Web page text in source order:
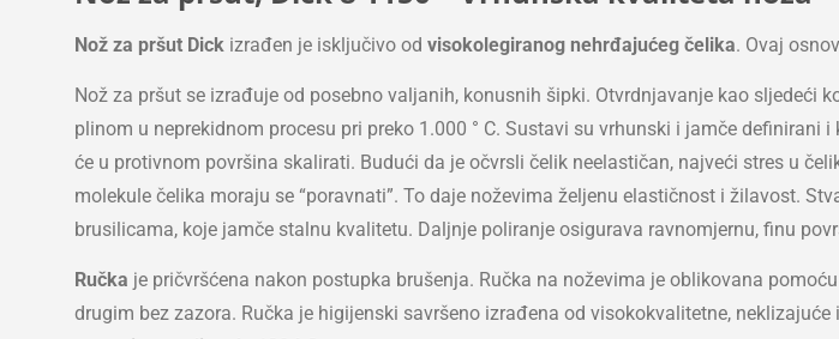
Nož za pršut Dick izrađen je isključivo od visokolegiranog nehrđajućeg čelika. Ovaj
Nož za pršut se izrađuje od posebno valjanih, konusnih šipki. Otvrdnjavanje kao
plinom u neprekidnom procesu pri preko 1.000 ° C. Sustavi su vrhunski i jamče
će u protivnom površina skalirati. Budući da je očvrsli čelik neelastičan, najveći stres u
molekule čelika moraju se “poravnati”. To daje noževima željenu elastičnost i žilavost.
brusilicama, koje jamče stalnu kvalitetu. Daljnje poliranje osigurava ravnomjernu, finu
Ručka je pričvršćena nakon postupka brušenja. Ručka na noževima je oblikovana
drugim bez zazora. Ručka je higijenski savršeno izrađena od visokokvalitetne,